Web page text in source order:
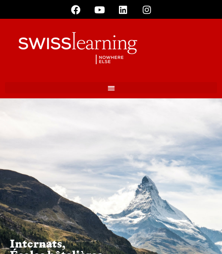
Internats,